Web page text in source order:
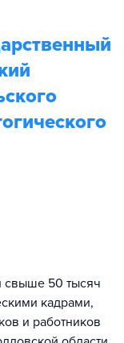
свыше 50 тысяч
кадрами,
и работников